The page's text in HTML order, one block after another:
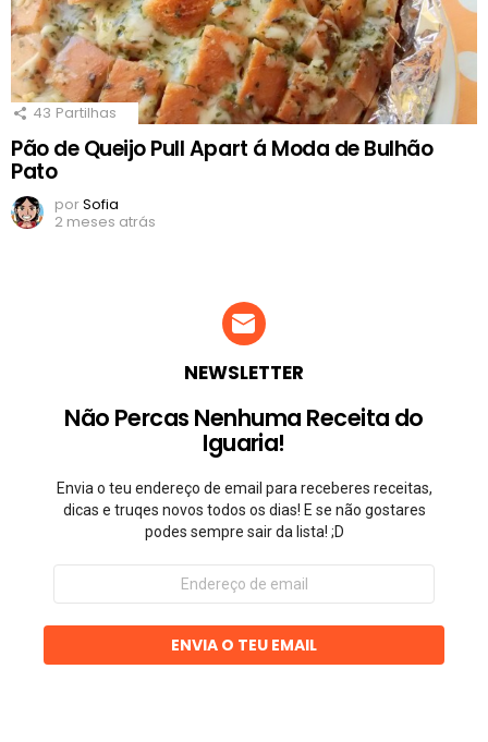
43 Partilhas
Pão de Queijo Pull Apart á Moda de Bulhão
Pato
porSofia
2 meses atrás
NEWSLETTER
Não Percas Nenhuma Receita do
Iguaria!
Envia o teu endereço de email para receberes receitas,
dicas e truqes novos todos os dias! E se não gostares
podes sempre sair da lista! ;D
Endereço
email
ENVIA O TEU EMAIL